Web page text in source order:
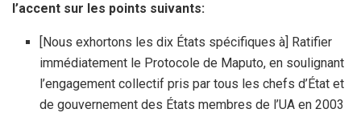
l’accent sur les points suivants:
[Nous exhortons les dix États spécifiques à] Ratifier
immédiatement le Protocole de Maputo, en soulignant
l’engagement collectif pris par tous les chefs d’État et
de gouvernement des États membres de l’UA en 2003